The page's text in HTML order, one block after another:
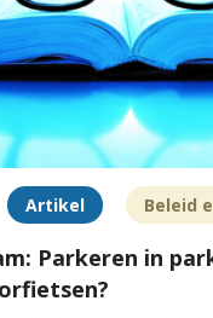
Artikel Beleid
Parkeren in